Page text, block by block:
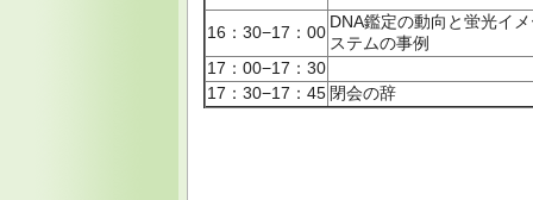
16：30−17：00
DNA鑑定の動向と蛍光イ
ステムの事例
17：00−17：30
17：30−17：45 閉会の辞